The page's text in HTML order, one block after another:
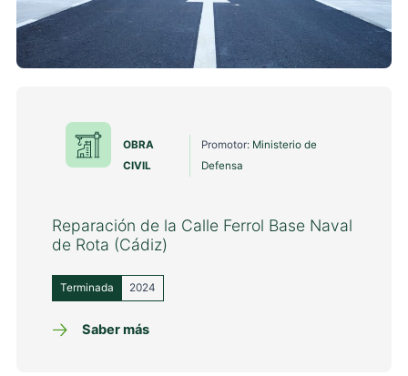
OBRA
CIVIL
Promotor: Ministerio de
Defensa
Reparación de la Calle Ferrol Base Naval
de Rota (Cádiz)
Terminada 2024
Saber más